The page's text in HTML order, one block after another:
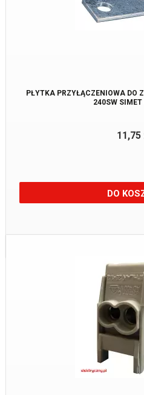
PŁYTKA PRZYŁĄCZENIOWA DO
240SW
11,75
DO
Dostępne: